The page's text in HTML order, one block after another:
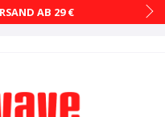
AB 29 €